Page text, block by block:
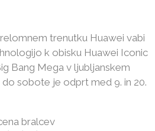
trenutku Huawei vabi
k obisku Huawei Iconic
Bang Mega v ljubljanskem
sobote je odprt med 9. in 20.
bralcev